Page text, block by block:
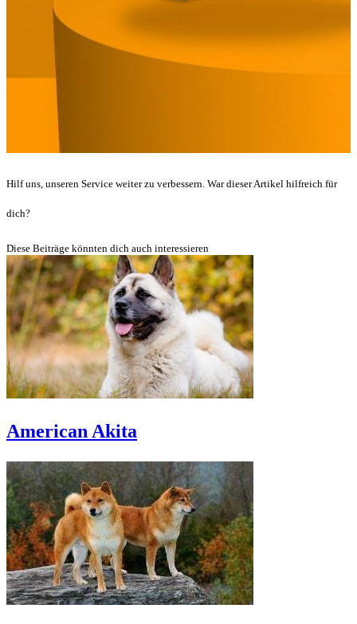
Hilf uns, unseren Service weiter zu verbessern. War dieser Artikel hilfreich für
dich?
Diese Beiträge könnten dich auch interessieren
American Akita